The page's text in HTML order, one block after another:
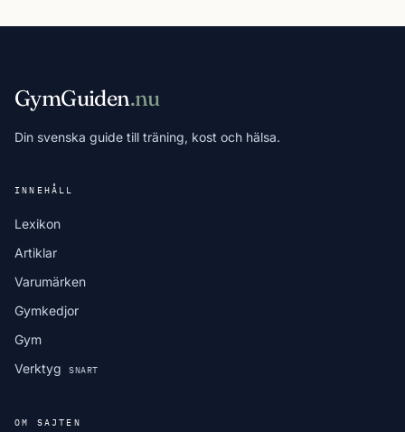
GymGuiden.nu
Din svenska guide till träning, kost och hälsa.
INNEHÅLL
Lexikon
Artiklar
Varumärken
Gymkedjor
Gym
Verktyg
SNART
OM SAJTEN